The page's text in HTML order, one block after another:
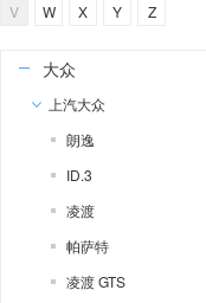
V
W X Y Z
大众
上汽大众
朗逸
ID.3
凌渡
帕萨特
凌渡 GTS